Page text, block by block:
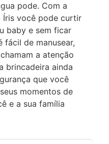
pode. Com a
Íris você pode curtir
baby e sem ficar
fácil de manusear,
a atenção
brincadeira ainda
que você
momentos de
e a sua família